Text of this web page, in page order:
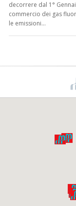
decorrere dal 1°
commercio dei gas
le emissioni...